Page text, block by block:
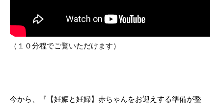
（１０分程でご覧いただけます）
今から、『【妊娠と妊婦】赤ちゃんをお迎えする準備が整